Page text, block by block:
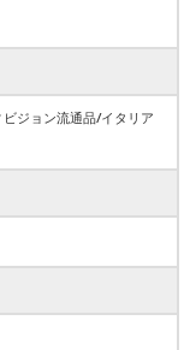
ジョン流通品/イタリア